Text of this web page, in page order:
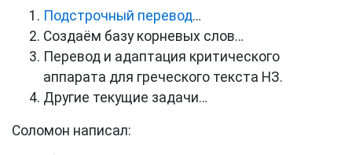
Подстрочный перевод…
Создаём базу корневых слов…
Перевод и адаптация критического
аппарата для греческого текста НЗ.
Другие текущие задачи…
Соломон написал: